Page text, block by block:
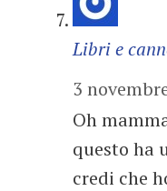
Libri e
3
Oh
questo ha
credi che